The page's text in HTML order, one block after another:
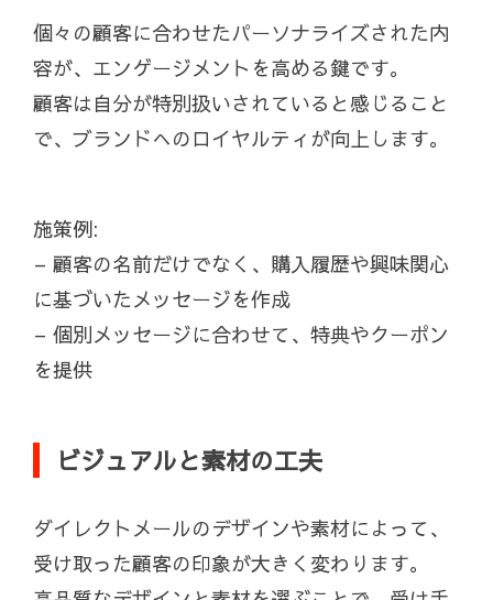
個々の顧客に合わせたパーソナライズされた内
容が、エンゲージメントを高める鍵です。
顧客は自分が特別扱いされていると感じること
で、ブランドへのロイヤルティが向上します。
施策例:
– 顧客の名前だけでなく、購入履歴や興味関心
に基づいたメッセージを作成
– 個別メッセージに合わせて、特典やクーポン
を提供
ビジュアルと素材の工夫
ダイレクトメールのデザインや素材によって、
受け取った顧客の印象が大きく変わります。